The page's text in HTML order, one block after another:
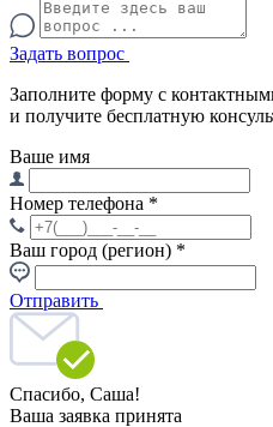
Задать вопрос
Заполните форму с
и получите бесплатную
Ваше имя
Номер телефона *
Ваш город (регион) *
Отправить
Спасибо, Саша!
Ваша заявка принята